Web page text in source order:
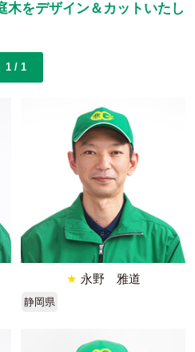
木をデザイン＆カットいたし
1 / 1
★ 永野 雅道
静岡県